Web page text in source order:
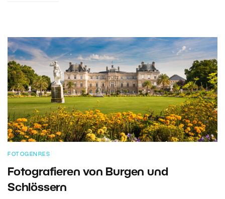
FOTOGENRES
Fotografieren von Burgen und
Schlössern